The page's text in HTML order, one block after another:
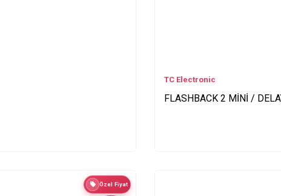
TC Electronic
FLASHBACK 2 MİNİ /
Özel Fiyat